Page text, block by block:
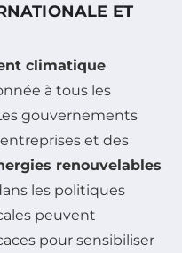
ET
climatique
à tous les
gouvernements
et des
renouvelables
les politiques
peuvent
pour sensibiliser